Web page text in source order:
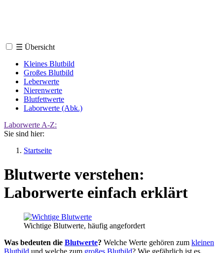
☰ Übersicht
Kleines Blutbild
Großes Blutbild
Leberwerte
Nierenwerte
Blutfettwerte
Laborwerte (Abk.)
Laborwerte A-Z:
Sie sind hier:
Startseite
Blutwerte verstehen:
Laborwerte einfach erklärt
Wichtige Blutwerte, häufig angefordert
Was bedeuten die Blutwerte? Welche Werte gehören zum kleinen
Blutbild und welche zum großes Blutbild? Wie gefährlich ist es,